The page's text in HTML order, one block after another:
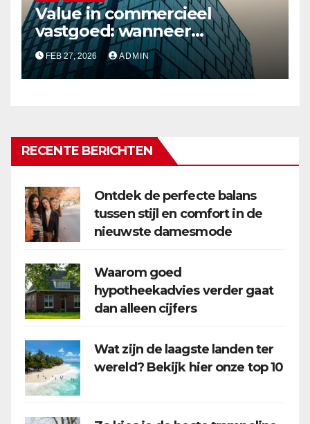
Value in commercieel
vastgoed: wanneer
‘goedkoop’ misleidt
FEB 27, 2026 ADMIN
RECENTE BERICHTEN
Ontdek de perfecte balans
tussen stijl en comfort in de
nieuwste damesmode
Waarom goed
hypotheekadvies verder gaat
dan alleen cijfers
Wat zijn de laagste landen ter
wereld? Bekijk hier onze top 10